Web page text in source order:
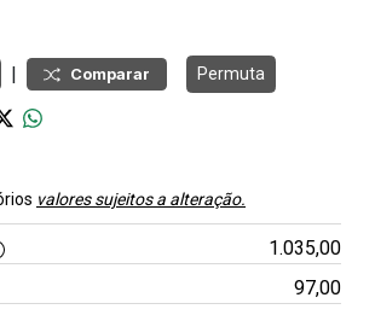
| Comparar Permuta
valores sujeitos a alteração.
1.035,00
97,00